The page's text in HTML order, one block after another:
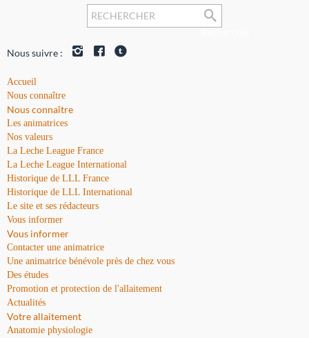
Nous suivre :
Accueil
Nous connaître
Nous connaître
Les animatrices
Nos valeurs
La Leche League France
La Leche League International
Historique de LLL France
Historique de LLL International
Le site et ses rédacteurs
Vous informer
Vous informer
Contacter une animatrice
Une animatrice bénévole près de chez vous
Des études
Promotion et protection de l'allaitement
Actualités
Votre allaitement
Anatomie physiologie